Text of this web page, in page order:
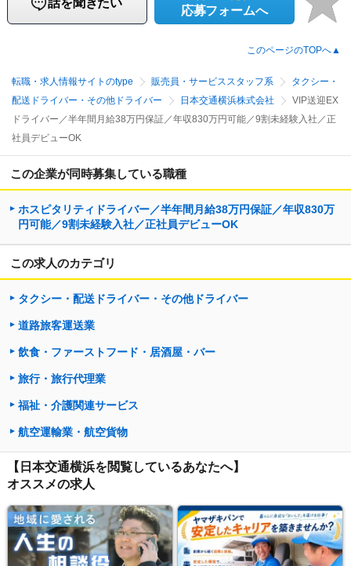
応募フォームへ
このページのTOPへ▲
転職・求人情報サイトのtype 販売員・サービススタッフ系
タクシー・
配送ドライバー・その他ドライバー
日本交通横浜株式会社
VIP送迎EX
ドライバー／半年間月給38万円保証／年収830万円可能／9割未経験入社／正
社員デビューOK
この企業が同時募集している職種
ホスピタリティドライバー／半年間月給38万円保証／年収830万
円可能／9割未経験入社／正社員デビューOK
この求人のカテゴリ
タクシー・配送ドライバー・その他ドライバー
道路旅客運送業
飲食・ファーストフード・居酒屋・バー
旅行・旅行代理業
福祉・介護関連サービス
航空運輸業・航空貨物
【日本交通横浜を閲覧しているあなたへ】
オススメの求人